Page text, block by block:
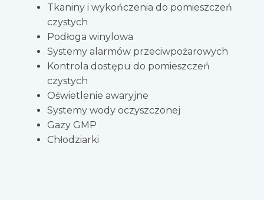
Tkaniny i wykończenia do pomieszczeń
czystych
Podłoga winylowa
Systemy alarmów przeciwpożarowych
Kontrola dostępu do pomieszczeń
czystych
Oświetlenie awaryjne
Systemy wody oczyszczonej
Gazy GMP
Chłodziarki